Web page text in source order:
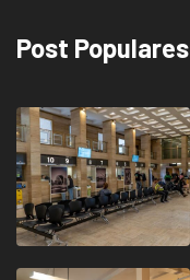
Post Populares